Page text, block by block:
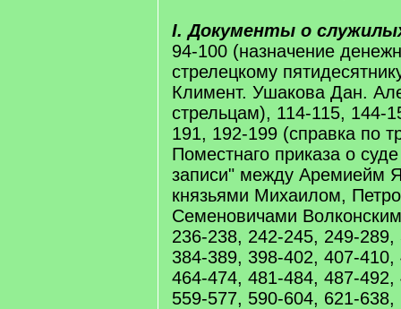
I. Документы о
94-100 (назначение
стрелецкому
Климент. Ушакова Дан.
стрельцам), 114-115, 144-
191, 192-199 (справка по
Поместнаго приказа о
записи" между Аремиейм
князьями Михаилом,
Семеновичами
236-238, 242-245, 249-
384-389, 398-402, 407-
464-474, 481-484, 487-
559-577, 590-604, 621-638,